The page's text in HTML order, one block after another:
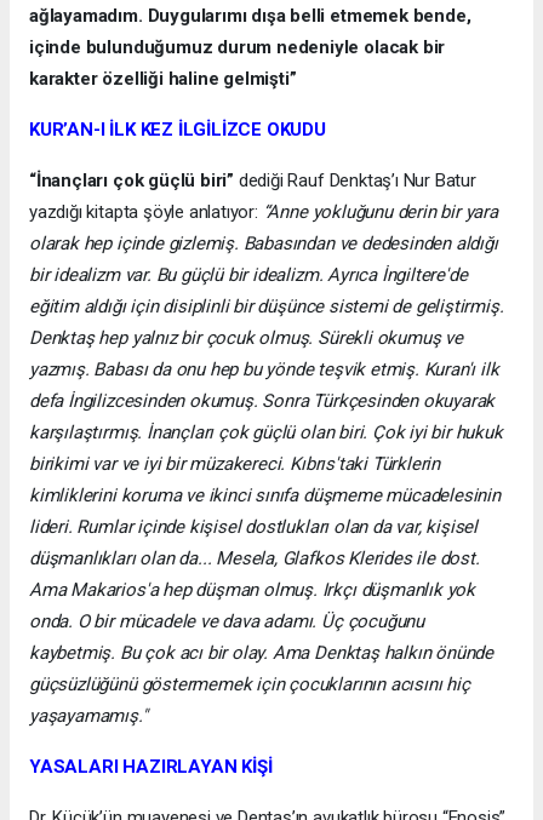
ağlayamadım. Duygularımı dışa belli etmemek bende,
içinde bulunduğumuz durum nedeniyle olacak bir
karakter özelliği haline gelmişti”
KUR’AN-I İLK KEZ İLGİLİZCE OKUDU
“İnançları çok güçlü biri” dediği Rauf Denktaş’ı Nur Batur
yazdığı kitapta şöyle anlatıyor: “Anne yokluğunu derin bir yara
olarak hep içinde gizlemiş. Babasından ve dedesinden aldığı
bir idealizm var. Bu güçlü bir idealizm. Ayrıca İngiltere'de
eğitim aldığı için disiplinli bir düşünce sistemi de geliştirmiş.
Denktaş hep yalnız bir çocuk olmuş. Sürekli okumuş ve
yazmış. Babası da onu hep bu yönde teşvik etmiş. Kuran'ı ilk
defa İngilizcesinden okumuş. Sonra Türkçesinden okuyarak
karşılaştırmış. İnançları çok güçlü olan biri. Çok iyi bir hukuk
birikimi var ve iyi bir müzakereci. Kıbrıs'taki Türklerin
kimliklerini koruma ve ikinci sınıfa düşmeme mücadelesinin
lideri. Rumlar içinde kişisel dostlukları olan da var, kişisel
düşmanlıkları olan da... Mesela, Glafkos Klerides ile dost.
Ama Makarios'a hep düşman olmuş. Irkçı düşmanlık yok
onda. O bir mücadele ve dava adamı. Üç çocuğunu
kaybetmiş. Bu çok acı bir olay. Ama Denktaş halkın önünde
güçsüzlüğünü göstermemek için çocuklarının acısını hiç
yaşayamamış."
YASALARI HAZIRLAYAN KİŞİ